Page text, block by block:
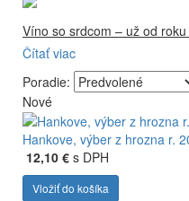
Víno so srdcom – už od
Firma Ostrožovič je
slovenskom Tokaji.
Vyrábame kvalitné odrodové
priniesli na slovenský trh
odrôd Furmint, Lipovina a
technológiou. Hrozno
technológiami, vrátane
Čítať viac
Poradie:
Nové
Hankove, výber z hrozna r.
12,10 € s DPH
Vložiť do košíka